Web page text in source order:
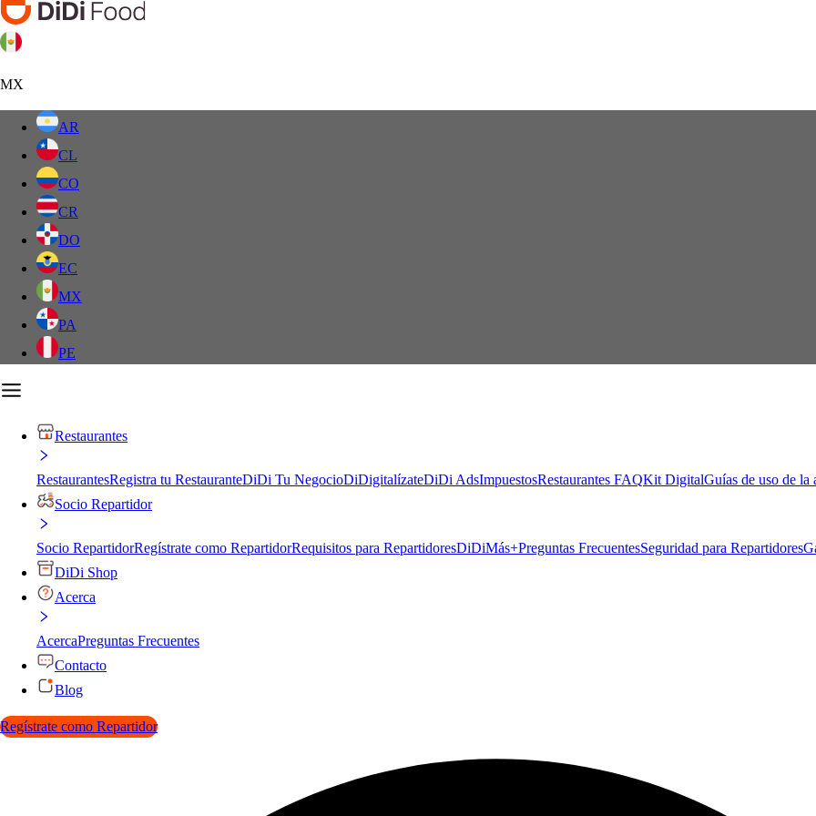
MX
AR
CL
CO
CR
DO
EC
MX
PA
PE
Restaurantes
RestaurantesRegistra tu RestauranteDiDi Tu NegocioDiDigitalízateDiDi AdsImpuestosRestaurantes FAQKit DigitalGuías de uso de la
Socio Repartidor
Socio RepartidorRegístrate como RepartidorRequisitos para RepartidoresDiDiMás+Preguntas FrecuentesSeguridad para Repartidores
DiDi Shop
Acerca
AcercaPreguntas Frecuentes
Contacto
Blog
Regístrate como Repartidor